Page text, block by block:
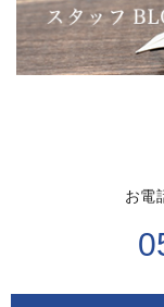
お電